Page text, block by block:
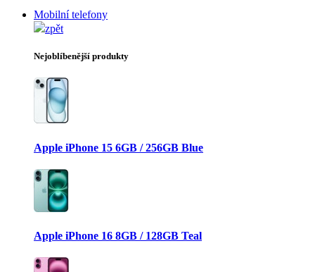
Mobilní telefony
zpět
Nejoblíbenější produkty
Apple iPhone 15 6GB / 256GB Blue
Apple iPhone 16 8GB / 128GB Teal